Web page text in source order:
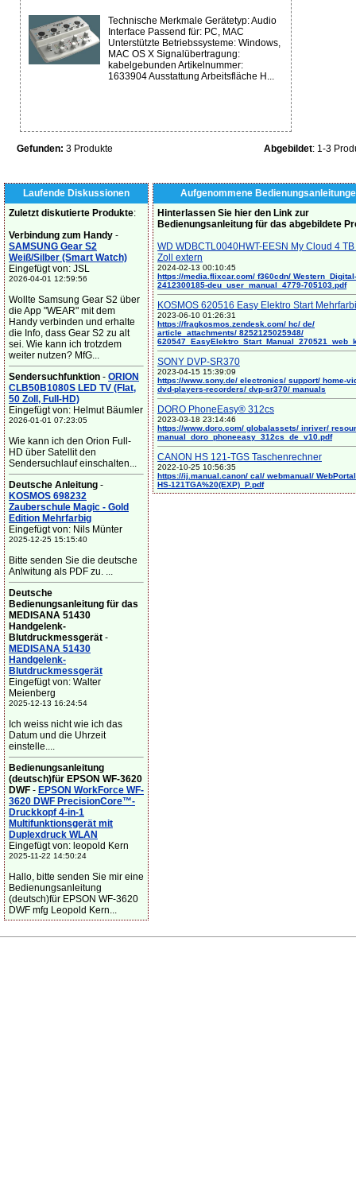
Technische Merkmale Gerätetyp: Audio
Interface Passend für: PC, MAC
Unterstützte Betriebssysteme: Windows,
MAC OS X Signalübertragung:
kabelgebunden Artikelnummer:
1633904 Ausstattung Arbeitsfläche H...
Gefunden: 3 Produkte Abgebildet: 1-3
Laufende Diskussionen
Zuletzt diskutierte Produkte:
Verbindung zum Handy -
SAMSUNG Gear S2
Weiß/Silber (Smart Watch)
Eingefügt von: JSL
2026-04-01 12:59:56
Wollte Samsung Gear S2 über
die App "WEAR" mit dem
Handy verbinden und erhalte
die Info, dass Gear S2 zu alt
sei. Wie kann ich trotzdem
weiter nutzen? MfG...
Sendersuchfunktion - ORION
CLB50B1080S LED TV (Flat,
50 Zoll, Full-HD)
Eingefügt von: Helmut Bäumler
2026-01-01 07:23:05
Wie kann ich den Orion Full-
HD über Satellit den
Sendersuchlauf einschalten...
Deutsche Anleitung -
KOSMOS 698232
Zauberschule Magic - Gold
Edition Mehrfarbig
Eingefügt von: Nils Münter
2025-12-25 15:15:40
Bitte senden Sie die deutsche
Anlwitung als PDF zu. ...
Deutsche
Bedienungsanleitung für das
MEDISANA 51430
Handgelenk-
Blutdruckmessgerät -
MEDISANA 51430
Handgelenk-
Blutdruckmessgerät
Eingefügt von: Walter
Meienberg
2025-12-13 16:24:54
Ich weiss nicht wie ich das
Datum und die Uhrzeit
einstelle....
Bedienungsanleitung
(deutsch)für EPSON WF-3620
DWF - EPSON WorkForce WF-
3620 DWF PrecisionCore™-
Druckkopf 4-in-1
Multifunktionsgerät mit
Duplexdruck WLAN
Eingefügt von: leopold Kern
2025-11-22 14:50:24
Hallo, bitte senden Sie mir eine
Bedienungsanleitung
(deutsch)für EPSON WF-3620
DWF mfg Leopold Kern...
Aufgenommene
Hinterlassen Sie hier den Link zur
Bedienungsanleitung für das abgebildete
WD WDBCTL0040HWT-EESN My Cloud 4
Zoll extern
2024-02-13 00:10:45
https://media.flixcar.com/ f360cdn/ Western_Digital-
2412300185-deu_user_manual_4779-705103.pdf
KOSMOS 620516 Easy Elektro Start
2023-06-10 01:26:31
https://fragkosmos.zendesk.com/ hc/ de/
article_attachments/ 8252125025948/
SONY DVP-SR370
2023-04-15 15:39:09
https://www.sony.de/ electronics/ support/ home-
dvd-players-recorders/ dvp-sr370/ manuals
DORO PhoneEasy® 312cs
2023-03-18 23:14:46
https://www.doro.com/ globalassets/ inriver/
manual_doro_phoneeasy_312cs_de_v10.pdf
CANON HS 121-TGS Taschenrechner
2022-10-25 10:56:35
https://ij.manual.canon/ cal/ webmanual/
HS-121TGA%20(EXP)_P.pdf